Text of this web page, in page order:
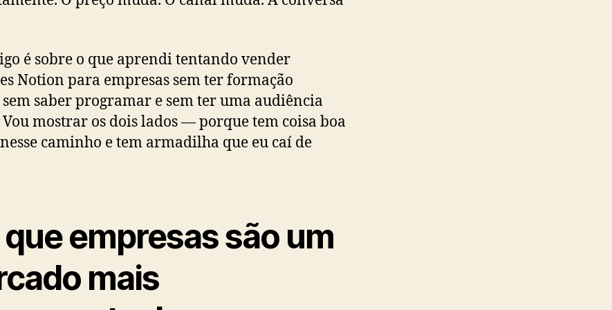
é sobre o que aprendi tentando vender
Notion para empresas sem ter formação
saber programar e sem ter uma audiência
mostrar os dois lados — porque tem coisa boa
caminho e tem armadilha que eu caí de
empresas são um
mais